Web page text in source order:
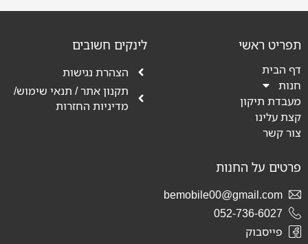
תפריט ראשי
דף הבית
חנות
מעבדת תיקון
קצת עלינו
צור קשר
לינקים חשובים
הצהרת נגישות
תקנון אתר / תנאי שימוש/
מדיניות החזרות
פרטים על החנות
bemobile00@gmail.com
052-736-6027
פייסבוק